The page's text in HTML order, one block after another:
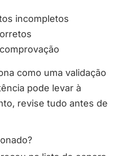
incompletos
como uma validação
pode levar à
revise tudo antes de